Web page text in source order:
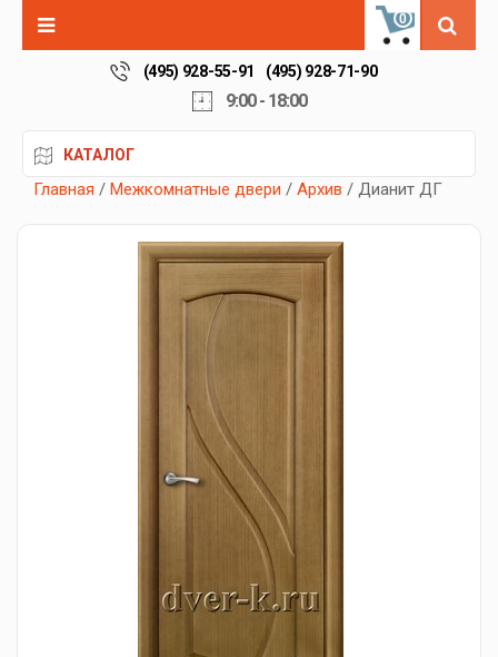
0
(495) 928-55-91 (495) 928-71-90
9:00 - 18:00
КАТАЛОГ
Главная / Межкомнатные двери / Архив / Дианит ДГ